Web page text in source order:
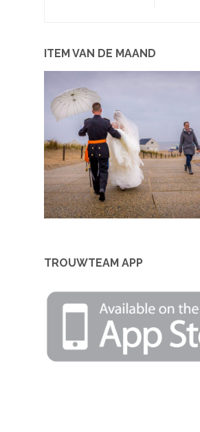
ITEM VAN DE MAAND
TROUWTEAM APP